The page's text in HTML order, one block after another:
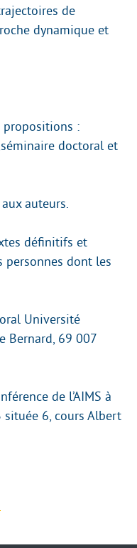
de
dynamique et
propositions :
doctoral et
auteurs.
définitifs et
dont les
Université
Bernard, 69 007
de l’AIMS à
située 6, cours Albert